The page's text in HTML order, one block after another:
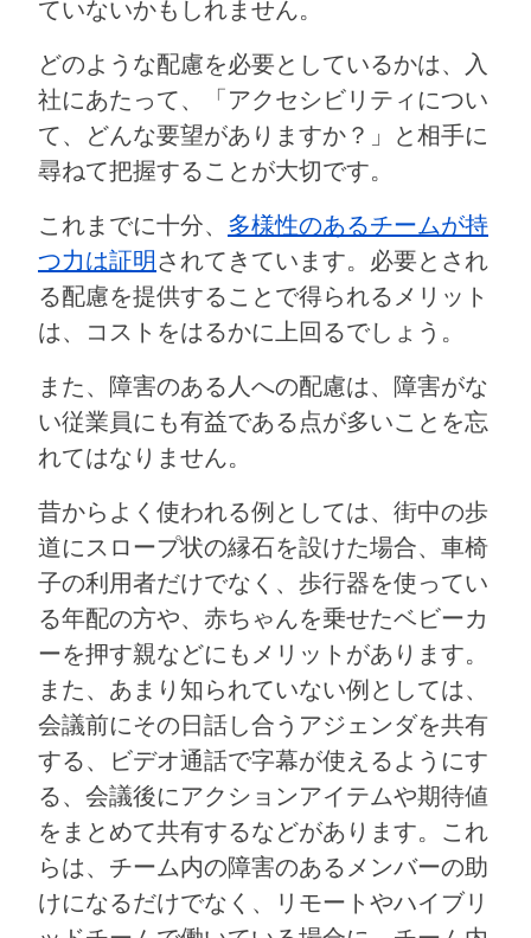
ていないかもしれません。
どのような配慮を必要としているかは、入
社にあたって、「アクセシビリティについ
て、どんな要望がありますか？」と相手に
尋ねて把握することが大切です。
これまでに十分、 多様性のあるチームが持
つ力は証明されてきています。必要とされ
る配慮を提供することで得られるメリット
は、コストをはるかに上回るでしょう。
また、障害のある人への配慮は、障害がな
い従業員にも有益である点が多いことを忘
れてはなりません。
昔からよく使われる例としては、街中の歩
道にスロープ状の縁石を設けた場合、車椅
子の利用者だけでなく、歩行器を使ってい
る年配の方や、赤ちゃんを乗せたベビーカ
ーを押す親などにもメリットがあります。
また、あまり知られていない例としては、
会議前にその日話し合うアジェンダを共有
する、ビデオ通話で字幕が使えるようにす
る、会議後にアクションアイテムや期待値
をまとめて共有するなどがあります。これ
らは、チーム内の障害のあるメンバーの助
けになるだけでなく、リモートやハイブリ